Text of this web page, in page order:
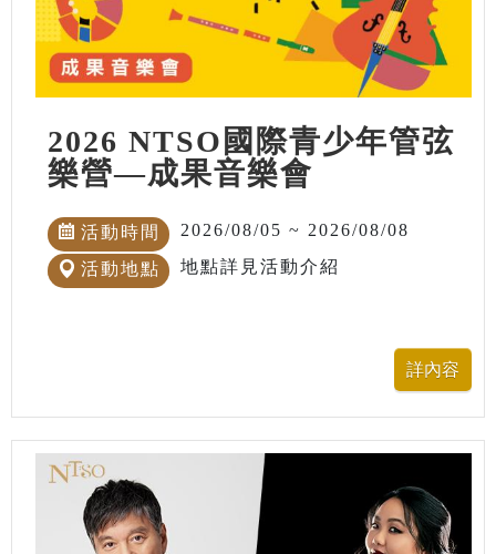
2026 NTSO國際青少年管弦
樂營—成果音樂會
活動時間 2026/08/05 ~ 2026/08/08
活動地點 地點詳見活動介紹